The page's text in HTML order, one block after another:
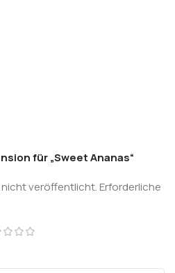
für „Sweet Ananas“
nicht veröffentlicht.Erforderliche